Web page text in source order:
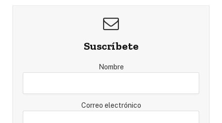
Suscríbete
Nombre
Correo electrónico